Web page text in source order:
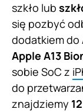
szkło lub
się pozbyć
dodatkiem do
Apple A13
sobie SoC z
do
znajdziemy